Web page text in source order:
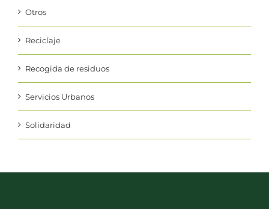
Otros
Reciclaje
Recogida de residuos
Servicios Urbanos
Solidaridad